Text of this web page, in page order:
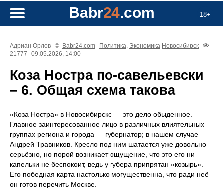
18+
Babr24.com
Адриан Орлов © Babr24.com Политика, Экономика Новосибирск
21777
09.05.2026, 14:00
Коза Ностра по-савельевски
– 6. Общая схема такова
«Коза Ностра» в Новосибирске — это дело обыденное.
Главное заинтересованное лицо в различных влиятельных
группах региона и города — губернатор; в нашем случае —
Андрей Травников. Кресло под ним шатается уже довольно
серьёзно, но порой возникает ощущение, что это его ни
капельки не беспокоит, ведь у губера припрятан «козырь».
Его победная карта настолько могущественна, что ради неё
он готов перечить Москве.